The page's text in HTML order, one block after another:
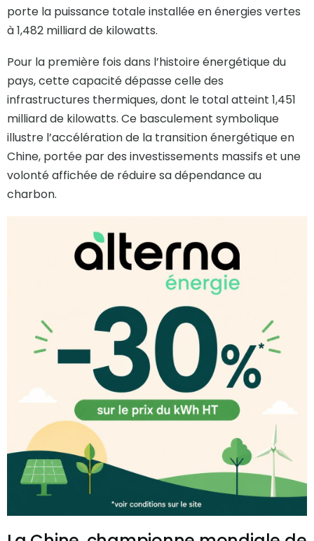
porte la puissance totale installée en énergies vertes
à 1,482 milliard de kilowatts.
Pour la première fois dans l’histoire énergétique du
pays, cette capacité dépasse celle des
infrastructures thermiques, dont le total atteint 1,451
milliard de kilowatts. Ce basculement symbolique
illustre l’accélération de la transition énergétique en
Chine, portée par des investissements massifs et une
volonté affichée de réduire sa dépendance au
charbon.